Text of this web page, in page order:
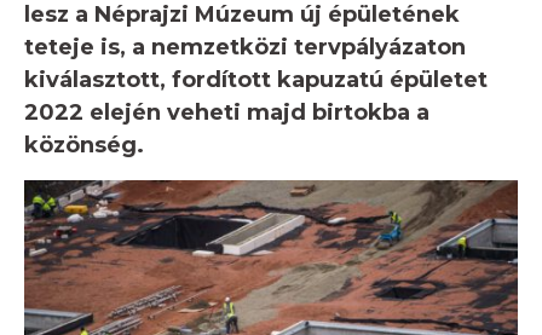
lesz a Néprajzi Múzeum új épületének
teteje is, a nemzetközi tervpályázaton
kiválasztott, fordított kapuzatú épületet
2022 elején veheti majd birtokba a
közönség.